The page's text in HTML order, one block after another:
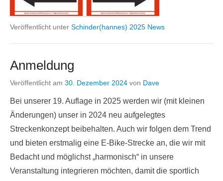
Veröffentlicht unter Schinder(hannes) 2025 News
Anmeldung
Veröffentlicht am 30. Dezember 2024 von Dave
Bei unserer 19. Auflage in 2025 werden wir (mit kleinen
Änderungen) unser in 2024 neu aufgelegtes
Streckenkonzept beibehalten. Auch wir folgen dem Trend
und bieten erstmalig eine E-Bike-Strecke an, die wir mit
Bedacht und möglichst „harmonisch“ in unsere
Veranstaltung integrieren möchten, damit die sportlich